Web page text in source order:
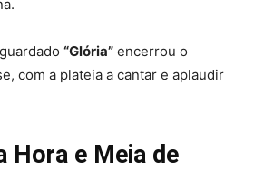
“Glória” encerrou o
com a plateia a cantar e aplaudir
Hora e Meia de